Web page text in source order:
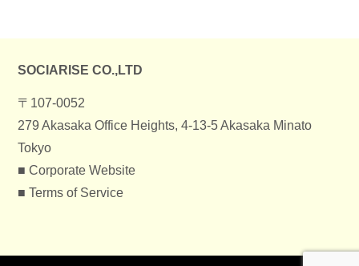
SOCIARISE CO.,LTD
〒107-0052
279 Akasaka Office Heights, 4-13-5 Akasaka Minato
Tokyo
■Corporate Website
■Terms of Service